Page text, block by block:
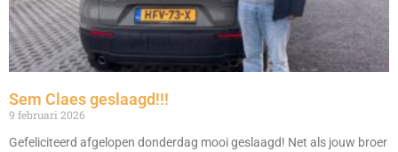
Sem Claes geslaagd!!!
9 februari 2026
Gefeliciteerd afgelopen donderdag mooi geslaagd! Net als jouw broer